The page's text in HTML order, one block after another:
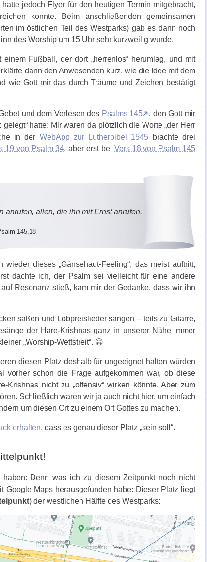
jedoch Flyer für den heutigen Termin mitgebracht,
konnte. Beim anschließenden gemeinsamen
im östlichen Teil des Westparks) gab es dann noch
des Worship um 15 Uhr sehr kurzweilig wurde.
Fußball, der dort „herrenlos“ herumlag, und mit
dann den Anwesenden kurz, wie die Idee mit dem
wie Gott mir das durch Träume und Zeichen bestätigt
und dem Verlesen des Psalms 145
, den Gott mir
hatte: Mir waren da plötzlich die Worte „der Herr
in der WebApp zur Lutherbibel 1545 brachte drei
19 von Psalm 34, aber erst bei Vers 18 von Psalm 145
anrufen, allen, die ihn mit Ernst anrufen.
145,18 –
dieses „Gänsehaut-Feeling“, das meist auftritt,
dachte ich, der Psalm sei vielleicht für eine andere
Resonanz stieß, kam mir der Gedanke, dass wir ihn
saßen und Lobpreislieder sangen – teils zu Gitarre,
der Hare-Krishnas ganz in unserer Nähe immer
„Worship-Wettstreit“. 😀
diesen Platz deshalb für ungeeignet halten würden
vorher schon die Frage aufgekommen war, ob diese
Krishnas nicht zu „offensiv“ wirken könnte. Aber zum
Schließlich waren wir ja auch nicht hier, um einfach
um diesen Ort zu einem Ort Gottes zu machen.
erhalten, dass es genau dieser Platz „sein soll“.
Denn was ich zu diesem Zeitpunkt noch nicht
Google Maps herausgefunden habe: Dieser Platz liegt
) der westlichen Hälfte des Westparks: